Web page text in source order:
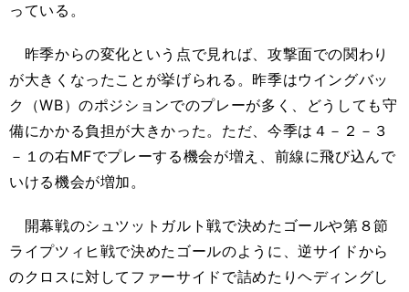
っている。
昨季からの変化という点で見れば、攻撃面での関わり
が大きくなったことが挙げられる。昨季はウイングバッ
ク（WB）のポジションでのプレーが多く、どうしても守
備にかかる負担が大きかった。ただ、今季は４－２－３
－１の右MFでプレーする機会が増え、前線に飛び込んで
いける機会が増加。
開幕戦のシュツットガルト戦で決めたゴールや第８節
ライプツィヒ戦で決めたゴールのように、逆サイドから
のクロスに対してファーサイドで詰めたりヘディングし